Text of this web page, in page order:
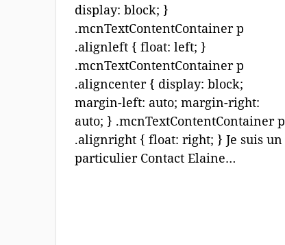
display: block; }
.mcnTextContentContainer p
.alignleft { float: left; }
.mcnTextContentContainer p
.aligncenter { display: block;
margin-left: auto; margin-right:
auto; } .mcnTextContentContainer p
.alignright { float: right; } Je suis un
particulier Contact Elaine…